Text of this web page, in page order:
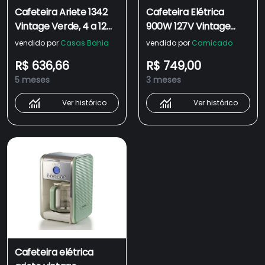
Cafeteira Ariete 1342
Vintage Verde, 4 a 12
Xícaras, Programável,
220V
vendido por Casas Bahia
R$ 636,66
5 meses
Ver histórico
Cafeteira Elétrica
900W 127V Vintage
Verde Ariete
vendido por Camicado
R$ 749,00
3 meses
Ver histórico
Cafeteira elétrica